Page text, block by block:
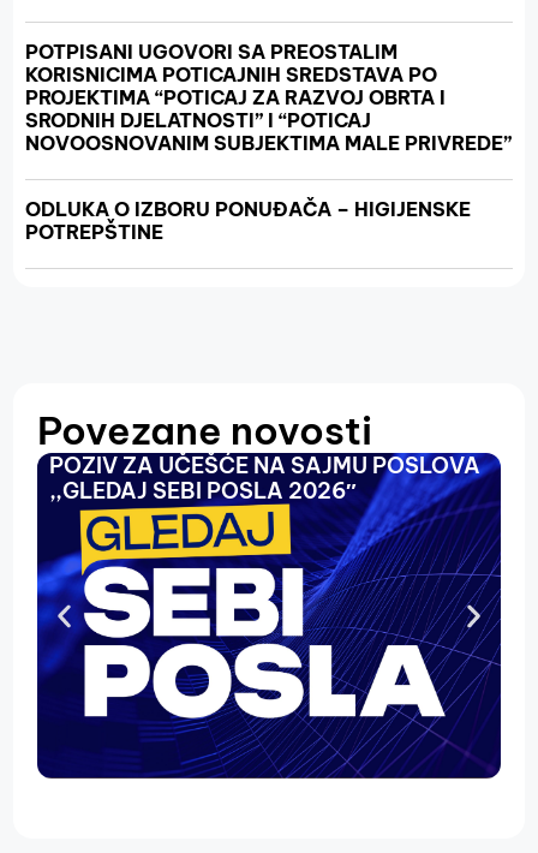
POTPISANI UGOVORI SA PREOSTALIM
KORISNICIMA POTICAJNIH SREDSTAVA PO
PROJEKTIMA “POTICAJ ZA RAZVOJ OBRTA I
SRODNIH DJELATNOSTI” I “POTICAJ
NOVOOSNOVANIM SUBJEKTIMA MALE PRIVREDE”
ODLUKA O IZBORU PONUĐAČA – HIGIJENSKE
POTREPŠTINE
Povezane novosti
POZIV ZA UČEŠĆE NA SAJMU POSLOVA
,,GLEDAJ SEBI POSLA 2026″